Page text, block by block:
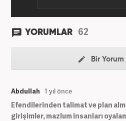
YORUMLAR 62
Bir Yorum
Abdullah 1 yıl önce
Efendilerinden talimat ve plan
girişimler, mazlum insanları